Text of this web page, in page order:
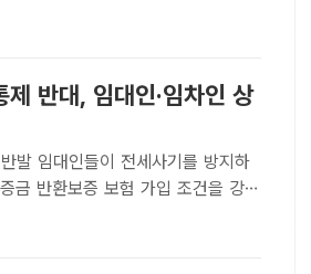
더팩트ㅣ최지혜 기자] 제22대 국
반대, 임대인·임차인 상
방지하
금 반환보증 보험 가입 조건을 강화
며 반발했다. /더팩트DB[더팩트